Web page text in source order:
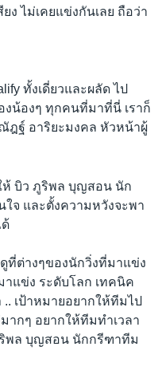
ไม่เคยแข่งกันเลย ถือว่า
ทั้งเดี่ยวและผลัด ไป
น้องๆ ทุกคนที่มาที่นี่ เราก็
ฎฐ์ อาริยะมงคล หัวหน้าผู้
ห้ บิว ภูริพล บุญสอน นัก
จ และตั้งความหวังจะพา
ที่ต่างๆของนักวิ่งที่มาแข่ง
าแข่ง ระดับโลก เทคนิค
.. เป้าหมายอยากให้ทีมไป
ากๆ อยากให้ทีมทำเวลา
ริพล บุญสอน นักกรีฑาทีม